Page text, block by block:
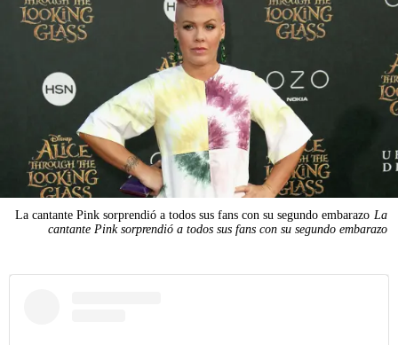
La cantante Pink sorprendió a todos sus fans con su segundo embarazo La
cantante Pink sorprendió a todos sus fans con su segundo embarazo